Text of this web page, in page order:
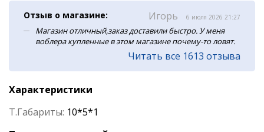
Отзыв о магазине: Игорь 6 июля 2026 21:27
Магазин отличный,заказ доставили быстро. У меня
воблера купленные в этом магазине почему-то ловят.
Читать все 1613 отзыва
Характеристики
Т.Габариты: 10*5*1